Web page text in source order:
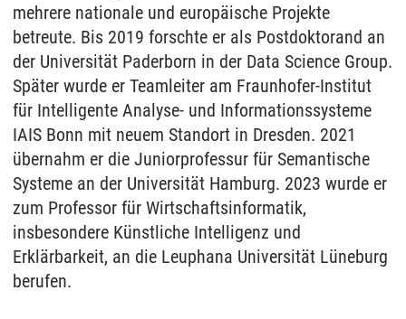
mehrere nationale und europäische Projekte
betreute. Bis 2019 forschte er als Postdoktorand an
der Universität Paderborn in der Data Science Group.
Später wurde er Teamleiter am Fraunhofer-Institut
für Intelligente Analyse- und Informationssysteme
IAIS Bonn mit neuem Standort in Dresden. 2021
übernahm er die Juniorprofessur für Semantische
Systeme an der Universität Hamburg. 2023 wurde er
zum Professor für Wirtschaftsinformatik,
insbesondere Künstliche Intelligenz und
Erklärbarkeit, an die Leuphana Universität Lüneburg
berufen.